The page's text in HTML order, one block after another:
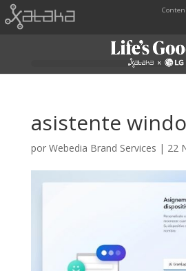
asistente
por Webedia Brand Services | 22